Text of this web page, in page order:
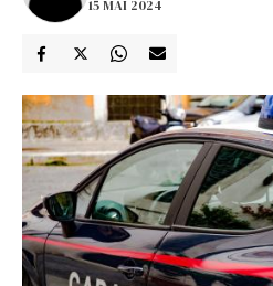
15 MAI 2024